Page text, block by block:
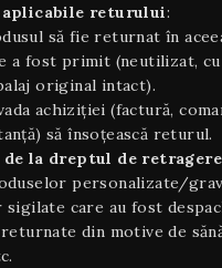
returului:
să fie returnat în
a fost primit (neutilizat,
original intact).
achiziției (factură,
să însoțească returul.
la dreptul de retragere
personalizate/
care au fost
din motive de